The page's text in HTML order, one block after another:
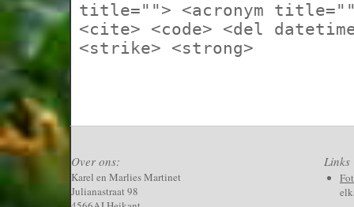
title=""> <acronym
<cite> <code> <del
<strike> <strong>
Over ons:
Karel en Marlies Martinet
Julianastraat 98
Links